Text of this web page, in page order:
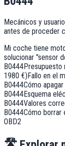
Mecánicos y
antes de proceder
Mi coche tiene
solucionar "sensor
B0444Presupuesto
1980 €)Fallo en el
B0444Cómo
B0444Esquema
B0444Valores
B0444Cómo borrar
OBD2